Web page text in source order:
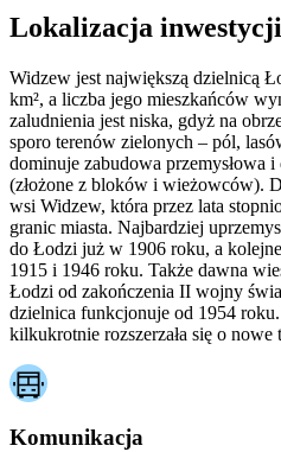
Lokalizacja inwestycji
Widzew jest największą dzielnicą
km², a liczba jego mieszkańców
zaludnienia jest niska, gdyż na
sporo terenów zielonych – pól,
dominuje zabudowa przemysłowa
(złożone z bloków i wieżowców).
wsi Widzew, która przez lata
granic miasta. Najbardziej
do Łodzi już w 1906 roku, a
1915 i 1946 roku. Także dawna
Łodzi od zakończenia II wojny
dzielnica funkcjonuje od 1954
kilkukrotnie rozszerzała się o nowe
Komunikacja